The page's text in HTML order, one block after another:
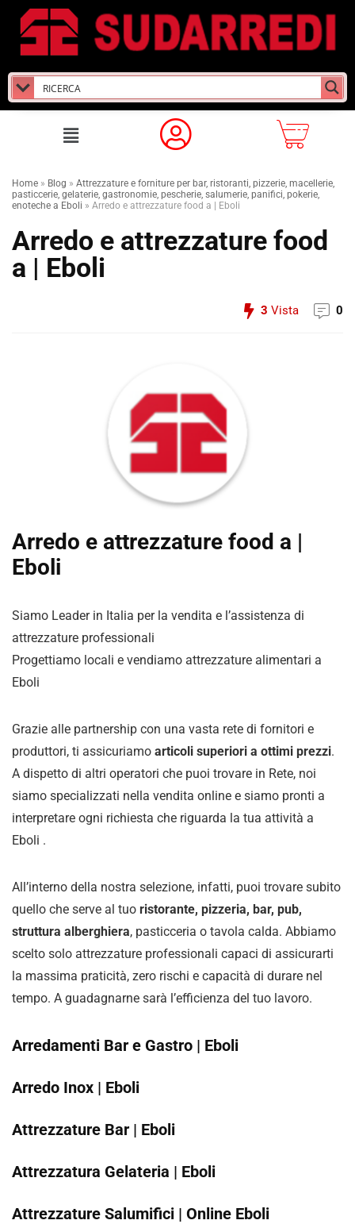
Home » Blog » Attrezzature e forniture per bar, ristoranti, pizzerie, macellerie,
pasticcerie, gelaterie, gastronomie, pescherie, salumerie, panifici, pokerie,
enoteche a Eboli » Arredo e attrezzature food a | Eboli
Arredo e attrezzature food
a | Eboli
3 Vista 0
Arredo e attrezzature food a |
Eboli
Siamo Leader in Italia per la vendita e l’assistenza di
attrezzature professionali
Progettiamo locali e vendiamo attrezzature alimentari a
Eboli
Grazie alle partnership con una vasta rete di fornitori e
produttori, ti assicuriamo articoli superiori a ottimi prezzi.
A dispetto di altri operatori che puoi trovare in Rete, noi
siamo specializzati nella vendita online e siamo pronti a
interpretare ogni richiesta che riguarda la tua attività a
Eboli .
All’interno della nostra selezione, infatti, puoi trovare subito
quello che serve al tuo ristorante, pizzeria, bar, pub,
struttura alberghiera, pasticceria o tavola calda. Abbiamo
scelto solo attrezzature professionali capaci di assicurarti
la massima praticità, zero rischi e capacità di durare nel
tempo. A guadagnarne sarà l’efficienza del tuo lavoro.
Arredamenti Bar e Gastro | Eboli
Arredo Inox | Eboli
Attrezzature Bar | Eboli
Attrezzatura Gelateria | Eboli
Attrezzature Salumifici | Online Eboli